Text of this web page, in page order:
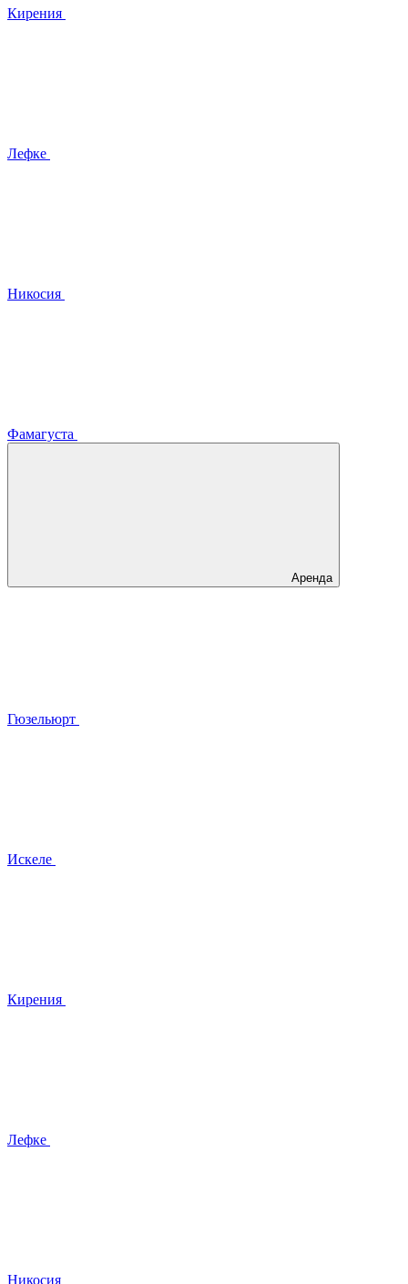
Кирения
Лефке
Никосия
Фамагуста
Аренда
Гюзельюрт
Искеле
Кирения
Лефке
Никосия